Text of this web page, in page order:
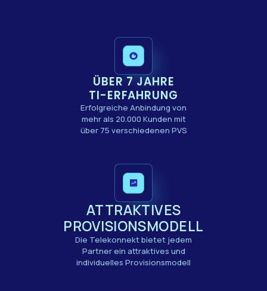
ÜBER 7 JAHRE
TI-ERFAHRUNG
Erfolgreiche Anbindung von
mehr als 20.000 Kunden mit
über 75 verschiedenen PVS
ATTRAKTIVES
PROVISIONSMODELL
Die Telekonnekt bietet jedem
Partner ein attraktives und
individuelles Provisionsmodell​